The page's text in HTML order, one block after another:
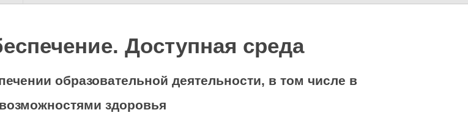
Доступная среда
образовательной деятельности, в том числе в
здоровья